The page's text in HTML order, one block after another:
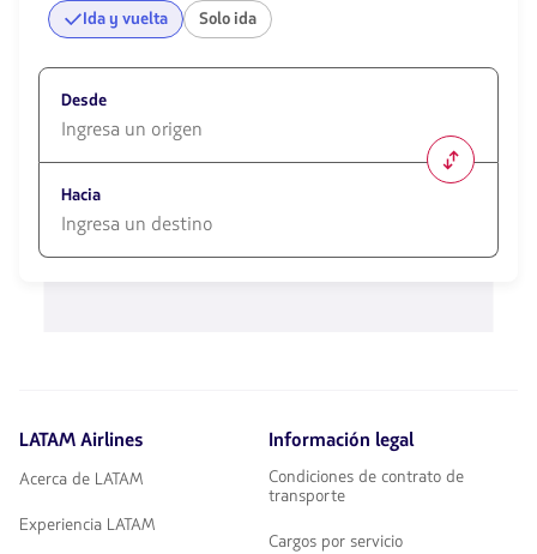
Ida y vuelta Solo ida
Desde
opciones
disponibles.
Usa
las
Hacia
para
LATAM Airlines
Acerca de LATAM
Experiencia LATAM
Información legal
Condiciones de contrato de
transporte
Cargos por servicio